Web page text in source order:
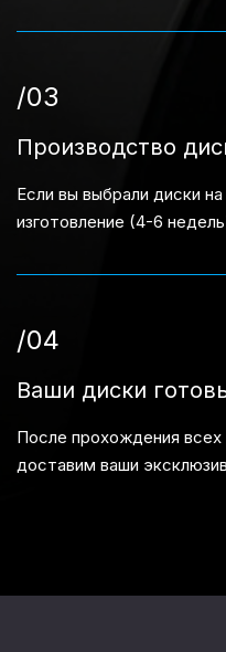
/03
Производство
Если вы выбрали диски
изготовление (4-6
/04
Ваши диски
После прохождения всех
доставим ваши